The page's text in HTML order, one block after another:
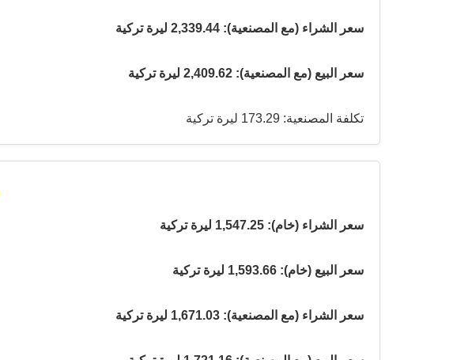
سعر الشراء (مع المصنعية): 2,339.44 ليرة تركية
سعر البيع (مع المصنعية): 2,409.62 ليرة تركية
تكلفة المصنعية: 173.29 ليرة تركية
سعر الشراء (خام): 1,547.25 ليرة تركية
سعر البيع (خام): 1,593.66 ليرة تركية
سعر الشراء (مع المصنعية): 1,671.03 ليرة تركية